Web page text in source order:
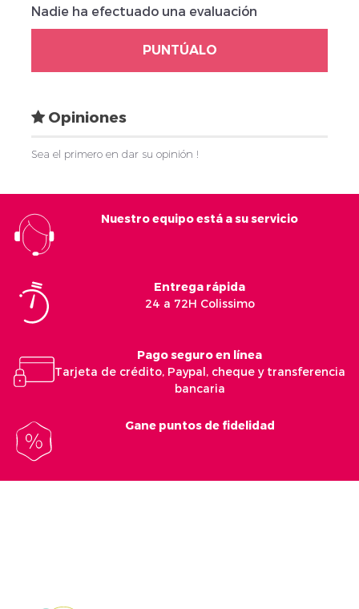
Nadie ha efectuado una evaluación
PUNTÚALO
Opiniones
Sea el primero en dar su opinión !
Nuestro equipo está a su servicio
Entrega rápida
24 a 72H Colissimo
Pago seguro en línea
Tarjeta de crédito, Paypal, cheque y transferencia
bancaria
Gane puntos de fidelidad